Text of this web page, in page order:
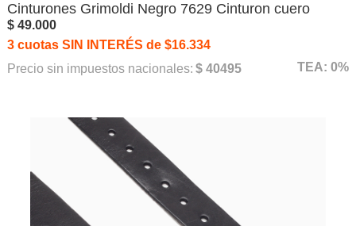
Cinturones Grimoldi Negro 7629 Cinturon cuero
$ 49.000
3 cuotas SIN INTERÉS de $16.334
Precio sin impuestos nacionales: $ 40495 TEA: 0%